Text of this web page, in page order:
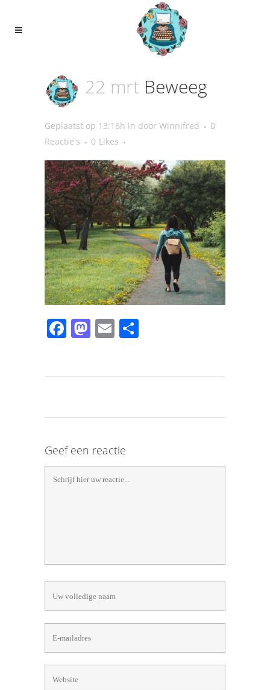
22 mrt Beweeg
Geplaatst op 13:16h in door Winnifred
0
Reactie's
0 Likes
Facebook
Mastodon
Email
Geef een reactie